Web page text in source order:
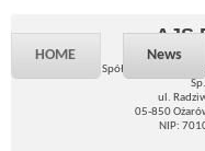
HOME News
AJS
Spółka z
ul.
05-850
NIP: